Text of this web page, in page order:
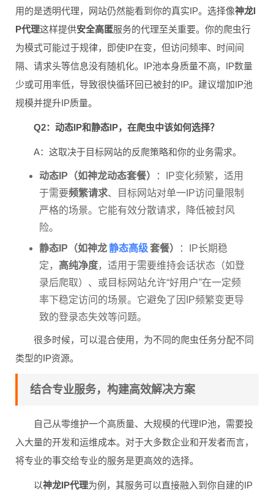
用的是透明代理，网站仍然能看到你的真实IP。选择像神龙I
P代理这样提供安全高匿服务的代理至关重要。你的爬虫行
为模式可能过于规律，即使IP在变，但访问频率、时间间
隔、请求头等信息没有随机化。IP池本身质量不高，IP数量
少或可用率低，导致很快循环回已被封的IP。建议增加IP池
规模并提升IP质量。
Q2：动态IP和静态IP，在爬虫中该如何选择？
A：这取决于目标网站的反爬策略和你的业务需求。
动态IP（如神龙动态套餐）
：IP变化频繁，适用
于需要频繁请求、目标网站对单一IP访问量限制
严格的场景。它能有效分散请求，降低被封风
险。
静态IP（如神龙静态高级套餐）
：IP长期稳
定， 高纯净度，适用于需要维持会话状态（如登
录后爬取）、或目标网站允许“好用户”在一定频
率下稳定访问的场景。它避免了因IP频繁变更导
致的登录态失效等问题。
很多时候，可以混合使用，为不同的爬虫任务分配不同
类型的IP资源。
结合专业服务，构建高效解决方案
自己从零维护一个高质量、大规模的代理IP池，需要投
入大量的开发和运维成本。对于大多数企业和开发者而言，
将专业的事交给专业的服务是更高效的选择。
以神龙IP代理为例，其服务可以直接融入到你自建的IP